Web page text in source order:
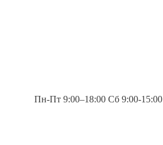
Пн-Пт 9:00–18:00 Сб 9:00-15:00